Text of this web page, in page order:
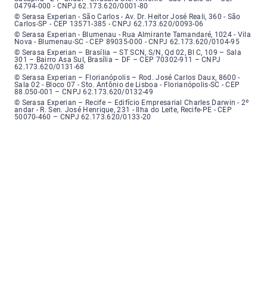
04794-000 - CNPJ 62.173.620/0001-80
Serasa Experian - São Carlos - Endereço: Avenida Doutor Heitor José
© Serasa Experian - São Carlos - Av. Dr. Heitor José Reali, 360 - São
Carlos-SP - CEP 13571-385 - CNPJ 62.173.620/0093-06
Serasa Experian - Blumenau - Endereço: Rua Almirante Tamandaré,
© Serasa Experian - Blumenau - Rua Almirante Tamandaré, 1024 - Vila
Nova - Blumenau-SC - CEP 89035-000 - CNPJ 62.173.620/0104-95
Serasa Experian - Brasília, Endereço: Setor Comercial Norte, sem
© Serasa Experian – Brasília – ST SCN, S/N, Qd 02, Bl C, 109 – Sala
301 – Bairro Asa Sul, Brasília – DF – CEP 70302-911 – CNPJ
62.173.620/0131-68
Serasa Experian - Florianópolis, Endereço: Rodovia José Carlos, número
© Serasa Experian – Florianópolis – Rod. José Carlos Daux, 8600 -
Sala 02 - Bloco 07 - Sto. Antônio de Lisboa - Florianópolis-SC - CEP
88.050-001 – CNPJ 62.173.620/0132-49
Serasa Experian - Recife, Endereço: Edifício Empresarial Charles Darwin,
© Serasa Experian – Recife – Edifício Empresarial Charles Darwin - 2º
andar - R. Sen. José Henrique, 231 - Ilha do Leite, Recife-PE - CEP
50070-460 – CNPJ 62.173.620/0133-20